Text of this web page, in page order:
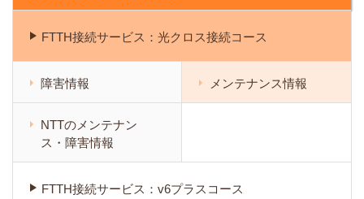
FTTH接続サービス：光クロス接続コース
障害情報 メンテナンス情報
NTTのメンテナン
ス・障害情報
FTTH接続サービス：v6プラスコース